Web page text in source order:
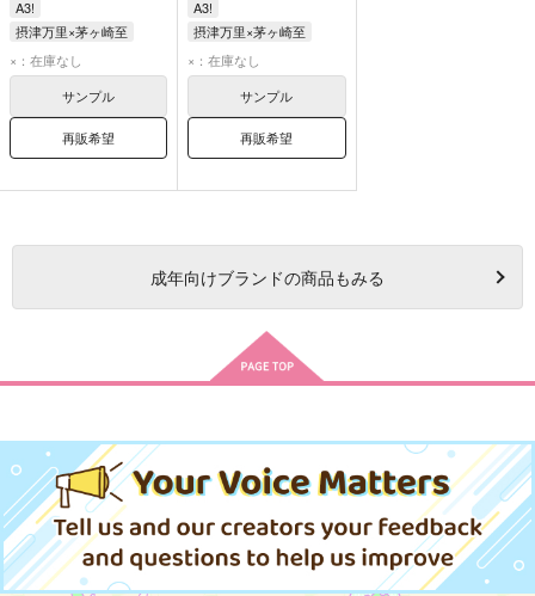
A3!
摂津万里×茅ヶ崎至
摂津万里
×：在庫なし
サンプル
再販希望
A3!
摂津万里×茅ヶ崎至
摂津万里
月岡紬
×：在庫なし
サンプル
再販希望
成年向けブランドの商品もみる